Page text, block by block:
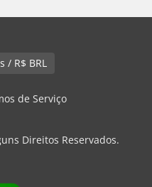
Português / R$ BRL
de Serviço
Direitos Reservados.